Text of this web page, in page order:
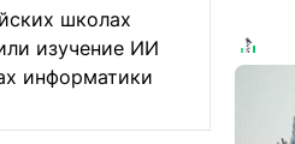
школах
изучение ИИ
информатики